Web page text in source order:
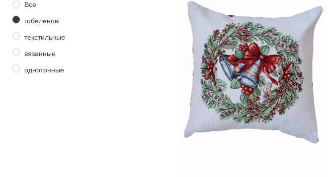
Все
гобеленові
текстильные
вязанные
однотонные
Комментарий
Достоинства